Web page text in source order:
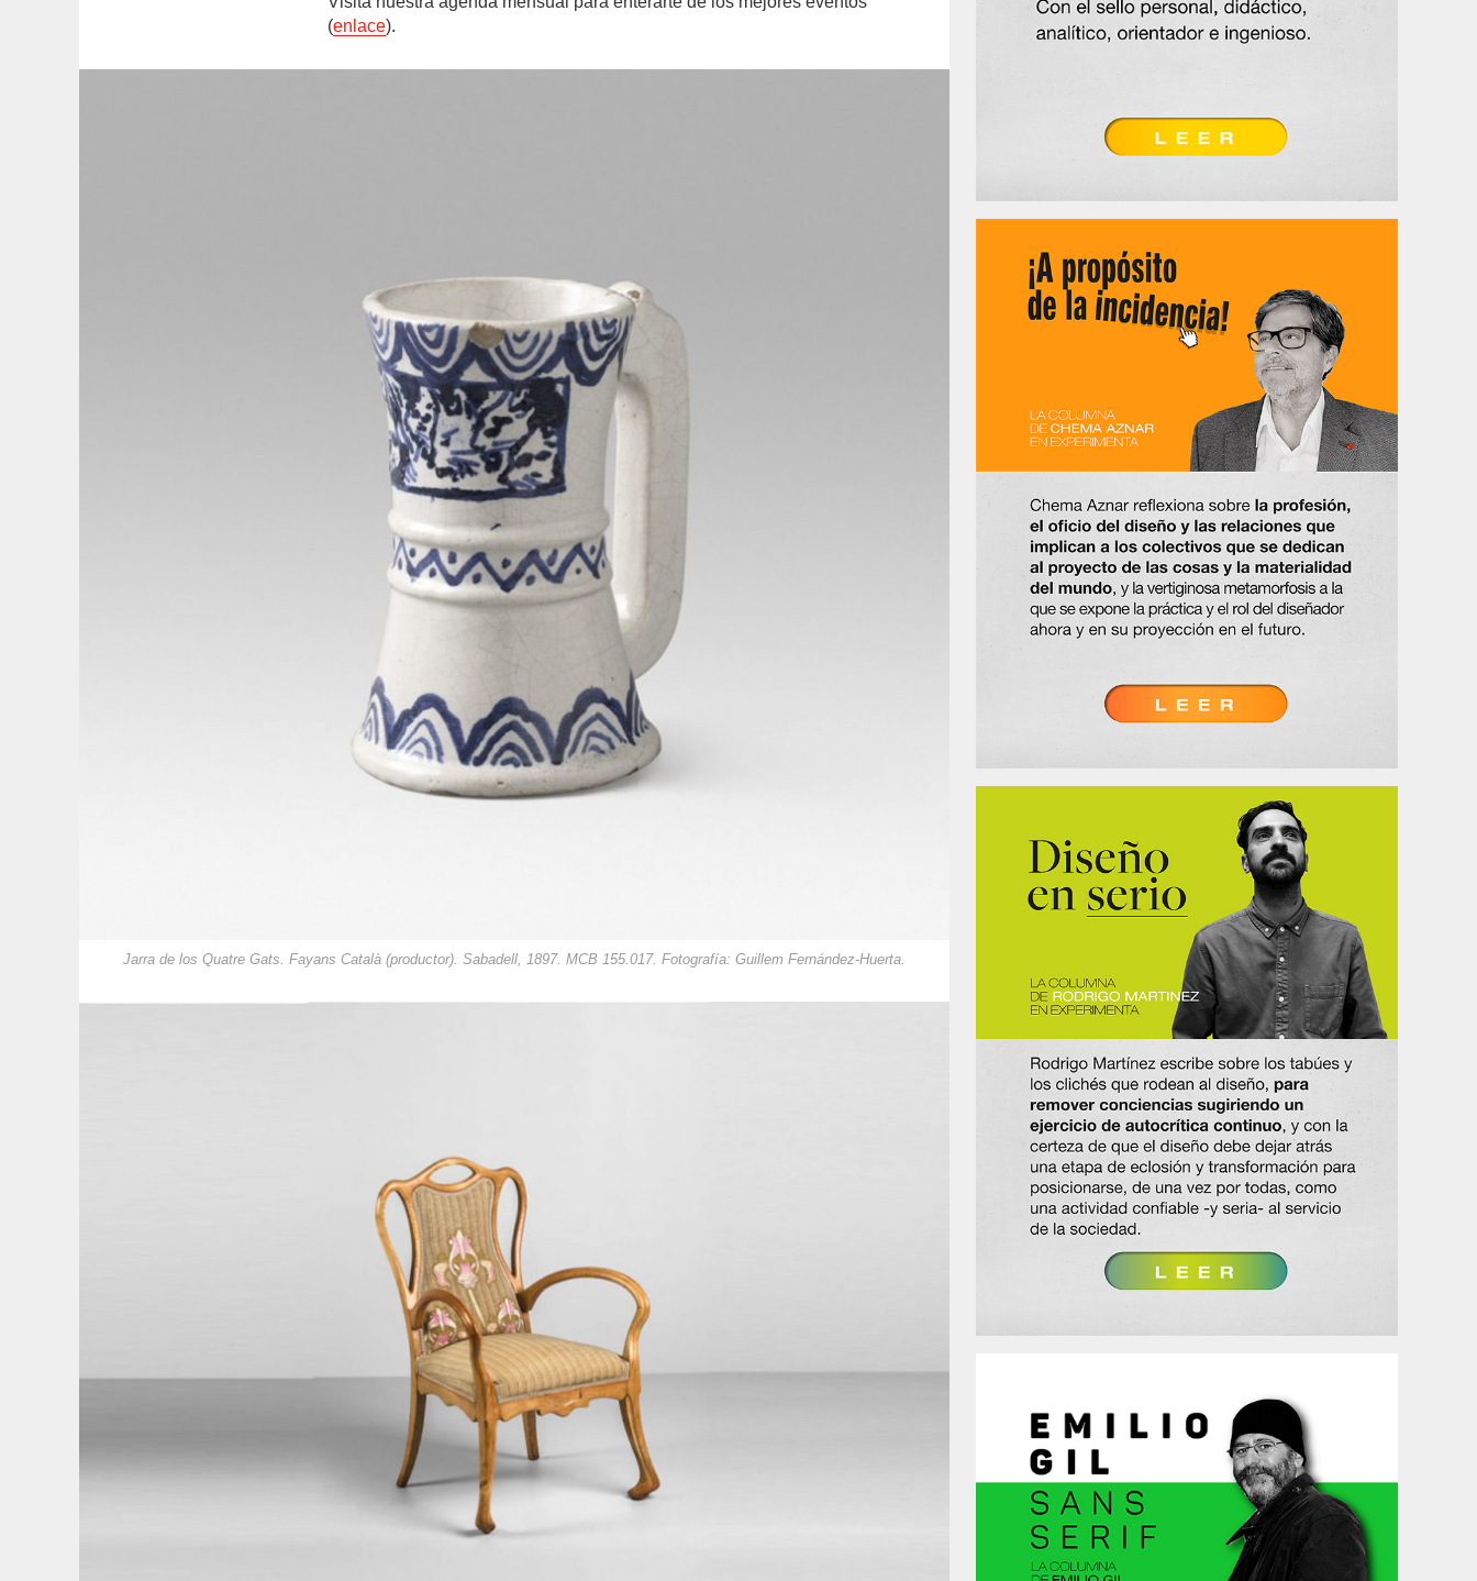
(enlace).
Jarra de los Quatre Gats. Fayans Català (productor). Sabadell, 1897. MCB 155.017. Fotografía: Guillem Fernández-Huerta.